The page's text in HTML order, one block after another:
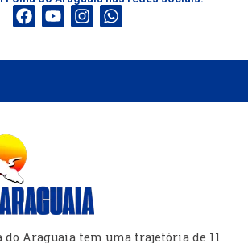
do Araguaia tem uma trajetória de 11